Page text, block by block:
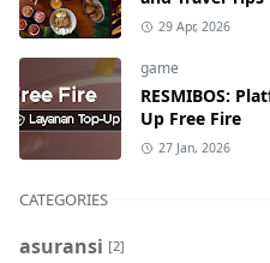
29 Apr, 2026
game
RESMIBOS:
Up Free Fire
27 Jan, 2026
CATEGORIES
asuransi [2]